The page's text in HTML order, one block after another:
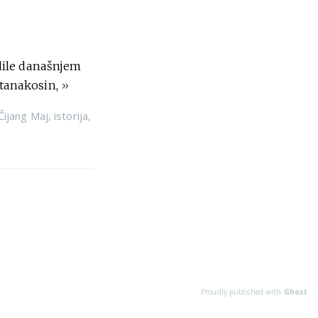
današnjem
»
Maj, istorija,
Proudly published with Ghost